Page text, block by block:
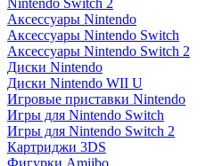
Nintendo Switch 2
Аксессуары Nintendo
Аксессуары Nintendo Switch
Аксессуары Nintendo Switch 2
Диски Nintendo
Диски Nintendo WII U
Игровые приставки Nintendo
Игры для Nintendo Switch
Игры для Nintendo Switch 2
Картриджи 3DS
Фигурки Amiibo